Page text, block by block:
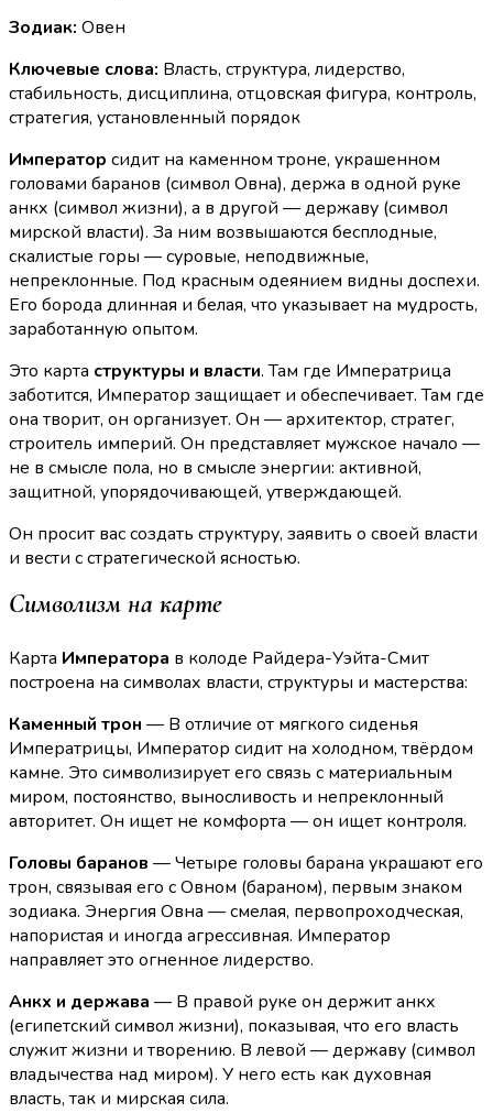
Зодиак: Овен
Ключевые слова: Власть, структура, лидерство,
стабильность, дисциплина, отцовская фигура, контроль,
стратегия, установленный порядок
Император сидит на каменном троне, украшенном
головами баранов (символ Овна), держа в одной руке
анкх (символ жизни), а в другой — державу (символ
мирской власти). За ним возвышаются бесплодные,
скалистые горы — суровые, неподвижные,
непреклонные. Под красным одеянием видны доспехи.
Его борода длинная и белая, что указывает на мудрость,
заработанную опытом.
Это карта структуры и власти. Там где Императрица
заботится, Император защищает и обеспечивает. Там где
она творит, он организует. Он — архитектор, стратег,
строитель империй. Он представляет мужское начало —
не в смысле пола, но в смысле энергии: активной,
защитной, упорядочивающей, утверждающей.
Он просит вас создать структуру, заявить о своей власти
и вести с стратегической ясностью.
Символизм на карте
Карта Императора в колоде Райдера-Уэйта-Смит
построена на символах власти, структуры и мастерства:
Каменный трон — В отличие от мягкого сиденья
Императрицы, Император сидит на холодном, твёрдом
камне. Это символизирует его связь с материальным
миром, постоянство, выносливость и непреклонный
авторитет. Он ищет не комфорта — он ищет контроля.
Головы баранов — Четыре головы барана украшают его
трон, связывая его с Овном (бараном), первым знаком
зодиака. Энергия Овна — смелая, первопроходческая,
напористая и иногда агрессивная. Император
направляет это огненное лидерство.
Анкх и держава — В правой руке он держит анкх
(египетский символ жизни), показывая, что его власть
служит жизни и творению. В левой — державу (символ
владычества над миром). У него есть как духовная
власть, так и мирская сила.